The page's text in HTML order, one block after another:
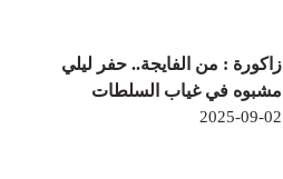
زاكورة : من الفايجة.. حفر ليلي
مشبوه في غياب السلطات
2025-09-02